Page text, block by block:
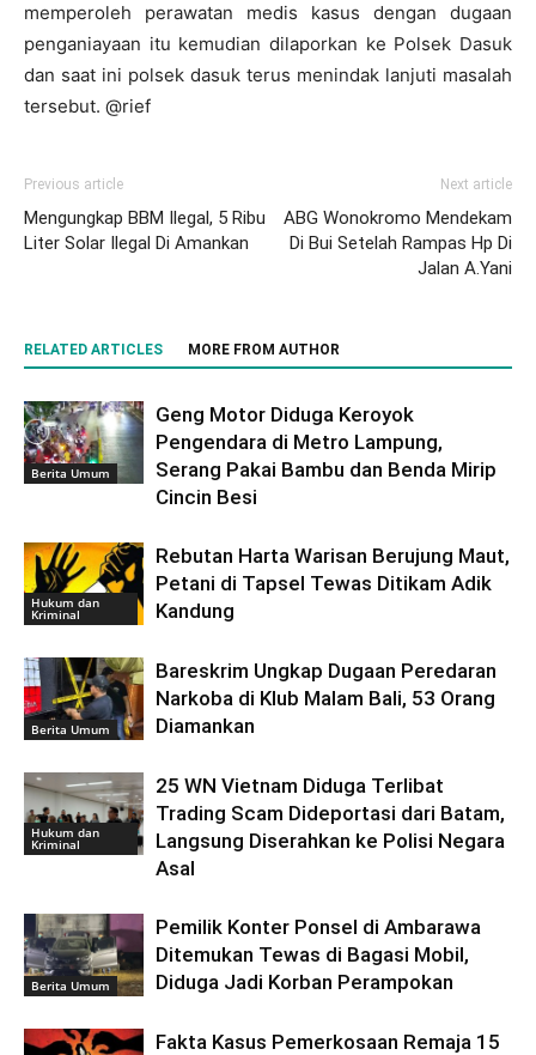
memperoleh perawatan medis kasus dengan dugaan
penganiayaan itu kemudian dilaporkan ke Polsek Dasuk
dan saat ini polsek dasuk terus menindak lanjuti masalah
tersebut. @rief
Previous article
Mengungkap BBM Ilegal, 5 Ribu
Liter Solar Ilegal Di Amankan
Next article
ABG Wonokromo Mendekam
Di Bui Setelah Rampas Hp Di
Jalan A.Yani
RELATED ARTICLES MORE FROM AUTHOR
Berita Umum
Geng Motor Diduga Keroyok
Pengendara di Metro Lampung,
Serang Pakai Bambu dan Benda Mirip
Cincin Besi
Hukum dan
Kriminal
Rebutan Harta Warisan Berujung Maut,
Petani di Tapsel Tewas Ditikam Adik
Kandung
Berita Umum
Bareskrim Ungkap Dugaan Peredaran
Narkoba di Klub Malam Bali, 53 Orang
Diamankan
Hukum dan
Kriminal
25 WN Vietnam Diduga Terlibat
Trading Scam Dideportasi dari Batam,
Langsung Diserahkan ke Polisi Negara
Asal
Berita Umum
Pemilik Konter Ponsel di Ambarawa
Ditemukan Tewas di Bagasi Mobil,
Diduga Jadi Korban Perampokan
Fakta Kasus Pemerkosaan Remaja 15